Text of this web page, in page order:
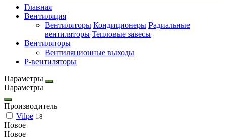
Главная
Вентиляция
Вентиляторы Кондиционеры Радиальные
вентиляторы Тепловые завесы
Вентиляторы
Вентиляционные выходы
P-вентиляторы
Параметры
Параметры
Производитель
Vilpe 18
Новое
Новое